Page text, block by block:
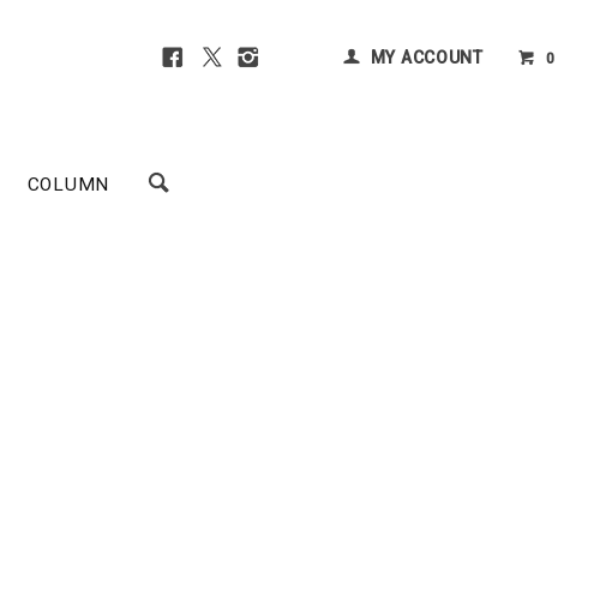
MY ACCOUNT 0
COLUMN